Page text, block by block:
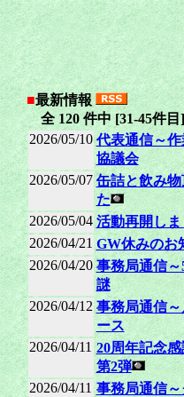
■最新情報
全 120 件中 [31-45件目]
2026/05/10 代表通信～
協議会
2026/05/07 缶詰と飲み
た
2026/05/04 活動再開しま
2026/04/21 GW休みのお
2026/04/20 事務局通信～
謎
2026/04/12 事務局通信
ース
2026/04/11 20周年記念
第2弾
2026/04/11 事務局通信